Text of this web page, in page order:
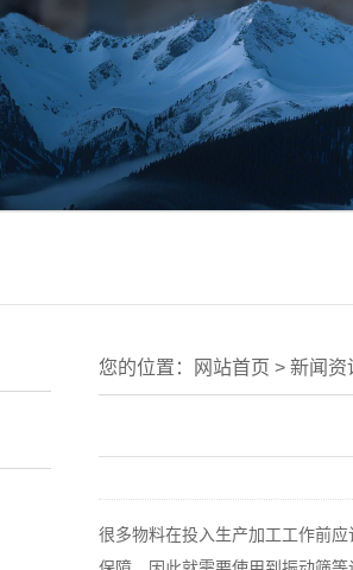
您的位置： 网站首页 > 新闻资
很多物料在投入生产加工工作前